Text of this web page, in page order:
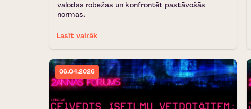
valodas robežas un konfrontēt pastāvošās
normas.
Lasīt vairāk
06.04.2026